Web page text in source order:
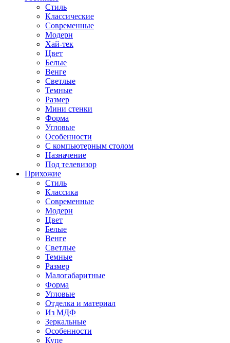
Стиль
Классические
Современные
Модерн
Хай-тек
Цвет
Белые
Венге
Светлые
Темные
Размер
Мини стенки
Форма
Угловые
Особенности
С компьютерным столом
Назначение
Под телевизор
Прихожие
Стиль
Классика
Современные
Модерн
Цвет
Белые
Венге
Светлые
Темные
Размер
Малогабаритные
Форма
Угловые
Отделка и материал
Из МДФ
Зеркальные
Особенности
Купе